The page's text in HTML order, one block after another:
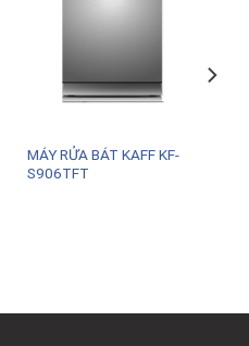
MÁY RỬA BÁT KAFF KF-
S906TFT